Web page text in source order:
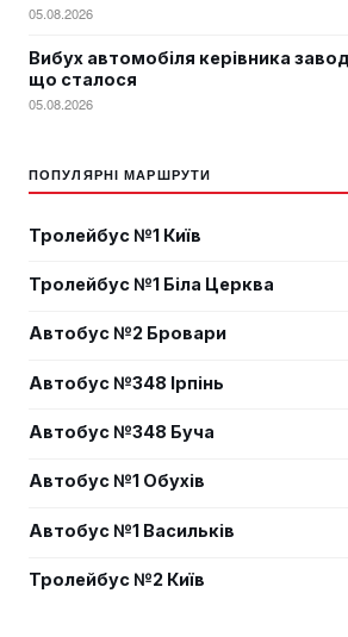
05.08.2026
Вибух автомобіля керівника
що сталося
05.08.2026
ПОПУЛЯРНІ МАРШРУТИ
Тролейбус №1 Київ
Тролейбус №1 Біла Церква
Автобус №2 Бровари
Автобус №348 Ірпінь
Автобус №348 Буча
Автобус №1 Обухів
Автобус №1 Васильків
Тролейбус №2 Київ